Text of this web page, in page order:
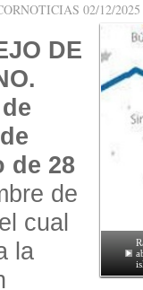
02/12/
DE
de 28
de
cual
la